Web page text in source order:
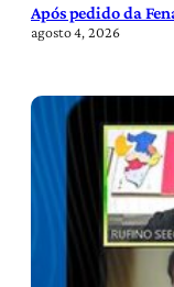
Após pedido da
agosto 4, 2026